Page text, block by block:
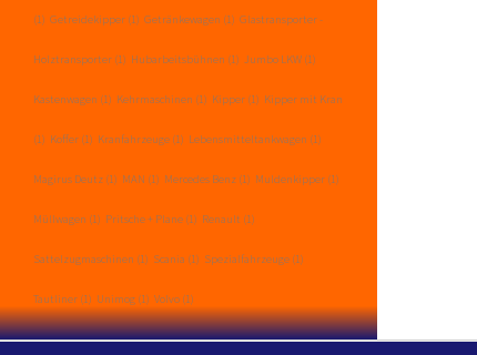
(1) Getreidekipper (1) Getränkewagen (1) Glastransporter -
Holztransporter (1) Hubarbeitsbühnen (1) Jumbo LKW (1)
Kastenwagen (1) Kehrmaschinen (1) Kipper (1) Kipper mit Kran
(1) Koffer (1) Kranfahrzeuge (1) Lebensmitteltankwagen (1)
Magirus Deutz (1) MAN (1) Mercedes Benz (1) Muldenkipper (1)
Müllwagen (1) Pritsche + Plane (1) Renault (1)
Sattelzugmaschinen (1) Scania (1) Spezialfahrzeuge (1)
Tautliner (1) Unimog (1) Volvo (1)